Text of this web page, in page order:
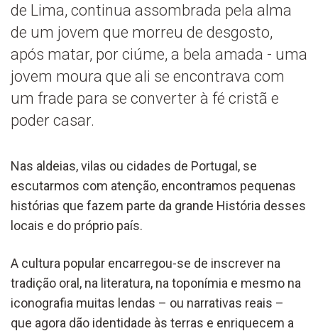
de Lima, continua assombrada pela alma
de um jovem que morreu de desgosto,
após matar, por ciúme, a bela amada - uma
jovem moura que ali se encontrava com
um frade para se converter à fé cristã e
poder casar.
Nas aldeias, vilas ou cidades de Portugal, se
escutarmos com atenção, encontramos pequenas
histórias que fazem parte da grande História desses
locais e do próprio país.
A cultura popular encarregou-se de inscrever na
tradição oral, na literatura, na toponímia e mesmo na
iconografia muitas lendas – ou narrativas reais –
que agora dão identidade às terras e enriquecem a